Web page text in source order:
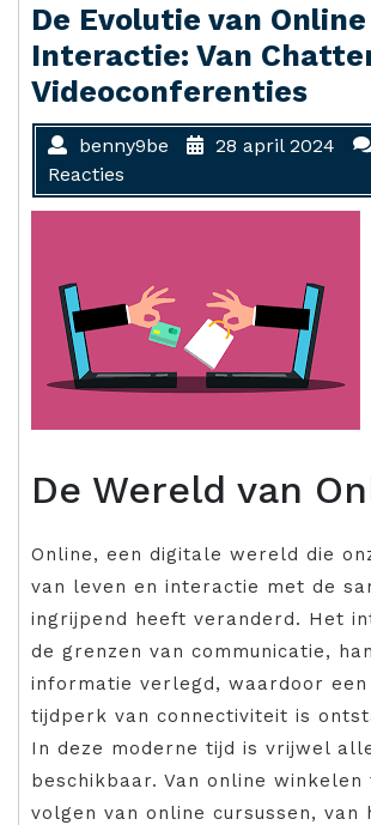
De Evolutie van Online
Interactie: Van
Videoconferenties
benny9be 28 april 2024
Reacties
De Wereld van
Online, een digitale wereld die
van leven en interactie met de
ingrijpend heeft veranderd. Het
de grenzen van communicatie,
informatie verlegd, waardoor een
tijdperk van connectiviteit is
In deze moderne tijd is vrijwel
beschikbaar. Van online
volgen van online cursussen, van